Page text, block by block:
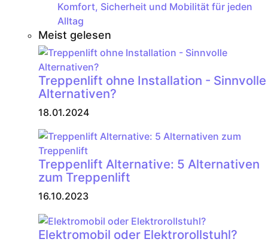
Komfort, Sicherheit und Mobilität für jeden
Alltag
Meist gelesen
Treppenlift ohne Installation - Sinnvolle
Alternativen?
18.01.2024
Treppenlift Alternative: 5 Alternativen
zum Treppenlift
16.10.2023
Elektromobil oder Elektrorollstuhl?